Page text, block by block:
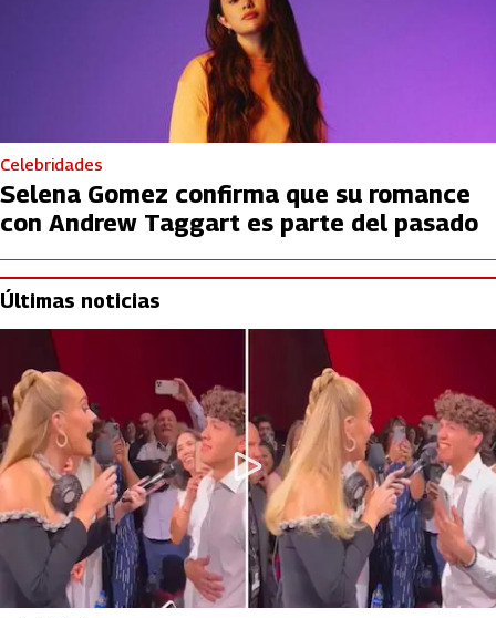
Celebridades
Selena Gomez confirma que su romance
con Andrew Taggart es parte del pasado
Últimas noticias